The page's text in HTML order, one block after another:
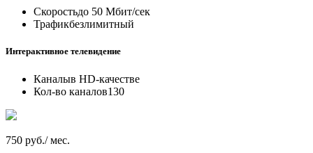
Скоростьдо 50 Мбит/сек
Трафикбезлимитный
Интерактивное телевидение
Каналыв HD-качестве
Кол-во каналов130
750 руб./ мес.